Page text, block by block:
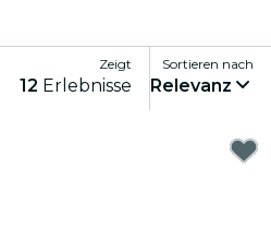
Zeigt
12 Erlebnisse
Sortieren nach
Relevanz